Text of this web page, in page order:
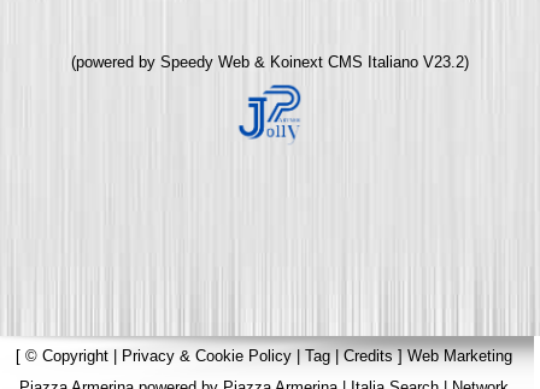
(powered by Speedy Web & Koinext CMS Italiano V23.2)
[ © Copyright | Privacy & Cookie Policy | Tag|Credits]Web Marketing